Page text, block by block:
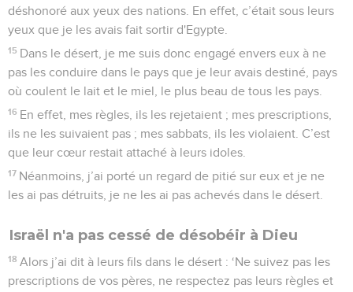
déshonoré aux yeux des nations. En effet, c’était sous leurs
yeux que je les avais fait sortir d'Egypte.
15 Dans le désert, je me suis donc engagé envers eux à ne
pas les conduire dans le pays que je leur avais destiné, pays
où coulent le lait et le miel, le plus beau de tous les pays.
16 En effet, mes règles, ils les rejetaient ; mes prescriptions,
ils ne les suivaient pas ; mes sabbats, ils les violaient. C’est
que leur cœur restait attaché à leurs idoles.
17 Néanmoins, j’ai porté un regard de pitié sur eux et je ne
les ai pas détruits, je ne les ai pas achevés dans le désert.
Israël n'a pas cessé de désobéir à Dieu
18 Alors j’ai dit à leurs fils dans le désert : ‘Ne suivez pas les
prescriptions de vos pères, ne respectez pas leurs règles et